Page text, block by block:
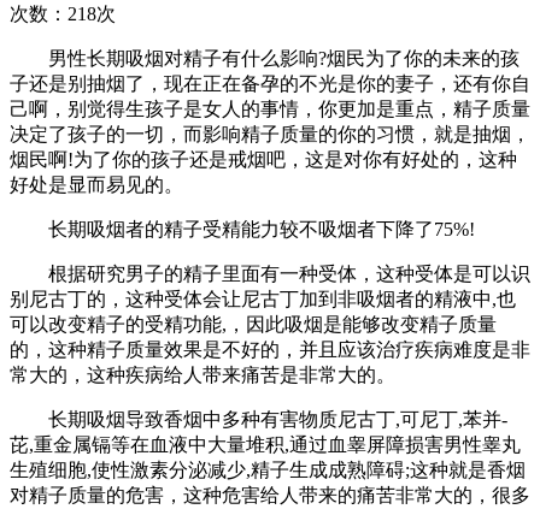
次数： 218次
男性长期吸烟对精子有什么影响?烟民为了你的未来的孩
子还是别抽烟了，现在正在备孕的不光是你的妻子，还有你自
己啊，别觉得生孩子是女人的事情，你更加是重点，精子质量
决定了孩子的一切，而影响精子质量的你的习惯，就是抽烟，
烟民啊!为了你的孩子还是戒烟吧，这是对你有好处的，这种
好处是显而易见的。
长期吸烟者的精子受精能力较不吸烟者下降了75%!
根据研究男子的精子里面有一种受体，这种受体是可以识
别尼古丁的，这种受体会让尼古丁加到非吸烟者的精液中,也
可以改变精子的受精功能,，因此吸烟是能够改变精子质量
的，这种精子质量效果是不好的，并且应该治疗疾病难度是非
常大的，这种疾病给人带来痛苦是非常大的。
长期吸烟导致香烟中多种有害物质尼古丁,可尼丁,苯并-
芘,重金属镉等在血液中大量堆积,通过血睾屏障损害男性睾丸
生殖细胞,使性激素分泌减少,精子生成成熟障碍;这种就是香烟
对精子质量的危害，这种危害给人带来的痛苦非常大的，很多